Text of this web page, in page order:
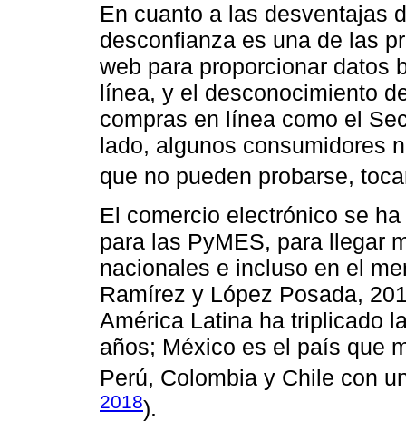
En cuanto a las desventajas
desconfianza es una de las
web para proporcionar datos
línea, y el desconocimiento
compras en línea como el
lado, algunos consumidores
que no pueden probarse,
El comercio electrónico se
para las PyMES, para llegar
nacionales e incluso en el
Ramírez y López Posada,
América Latina ha triplicado
años; México es el país que
Perú, Colombia y Chile con
2018).